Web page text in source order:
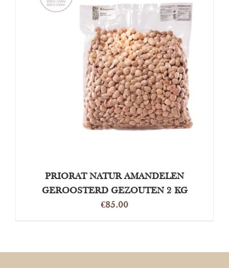
TOEVOEGEN AAN WINKELWAGEN / DETAILS
PRIORAT NATUR AMANDELEN
GEROOSTERD GEZOUTEN 2 KG
€85.00